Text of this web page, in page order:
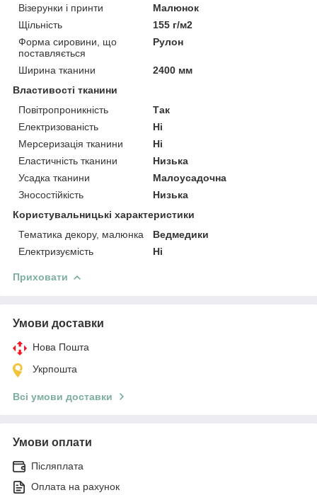
Візерунки і принти
Малюнок
Щільність
155 г/м2
Форма сировини, що
поставляється
Рулон
Ширина тканини
2400 мм
Властивості тканини
Повітропроникність
Так
Електризованість
Ні
Мерсеризація тканини
Ні
Еластичність тканини
Низька
Усадка тканини
Малоусадочна
Зносостійкість
Низька
Користувальницькі характеристики
Тематика декору, малюнка
Ведмедики
Електризуємість
Ні
Приховати
Умови доставки
Нова Пошта
Укрпошта
Всі умови доставки
Умови оплати
Післяплата
Оплата на рахунок